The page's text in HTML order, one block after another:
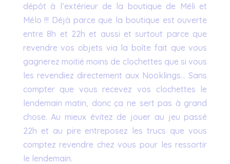
dépôt à l’extérieur de la boutique de Méli et
Mélo !!! Déjà parce que la boutique est ouverte
entre 8h et 22h et aussi et surtout parce que
revendre vos objets via la boîte fait que vous
gagnerez moitié moins de clochettes que si vous
les revendiez directement aux Nooklings… Sans
compter que vous recevez vos clochettes le
lendemain matin, donc ça ne sert pas à grand
chose. Au mieux évitez de jouer au jeu passé
22h et au pire entreposez les trucs que vous
comptez revendre chez vous pour les ressortir
le lendemain.